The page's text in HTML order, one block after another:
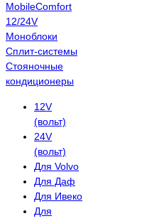
MobileComfort
12/24V
Моноблоки
Сплит-системы
Стояночные
кондиционеры
12V
(вольт)
24V
(вольт)
Для Volvo
Для Даф
Для Ивеко
Для